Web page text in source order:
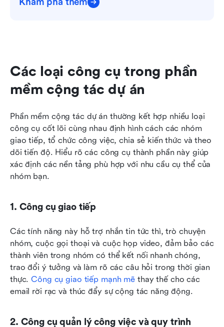
Các loại công cụ trong phần
mềm cộng tác dự án
Phần mềm cộng tác dự án thường kết hợp nhiều loại
công cụ cốt lõi cùng nhau định hình cách các nhóm
giao tiếp, tổ chức công việc, chia sẻ kiến thức và theo
dõi tiến độ. Hiểu rõ các công cụ thành phần này giúp
xác định các nền tảng phù hợp với nhu cầu cụ thể của
nhóm bạn.
1. Công cụ giao tiếp
Các tính năng này hỗ trợ nhắn tin tức thì, trò chuyện
nhóm, cuộc gọi thoại và cuộc họp video, đảm bảo các
thành viên trong nhóm có thể kết nối nhanh chóng,
trao đổi ý tưởng và làm rõ các câu hỏi trong thời gian
thực. Công cụ giao tiếp mạnh mẽ thay thế cho các
email rời rạc và thúc đẩy sự cộng tác năng động.
2. Công cụ quản lý công việc và quy trình